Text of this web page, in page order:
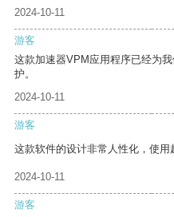
2024-10-11
游客
这款加速器VPM应用程序已经为
护。
2024-10-11
游客
这款软件的设计非常人性化，使用
2024-10-11
游客